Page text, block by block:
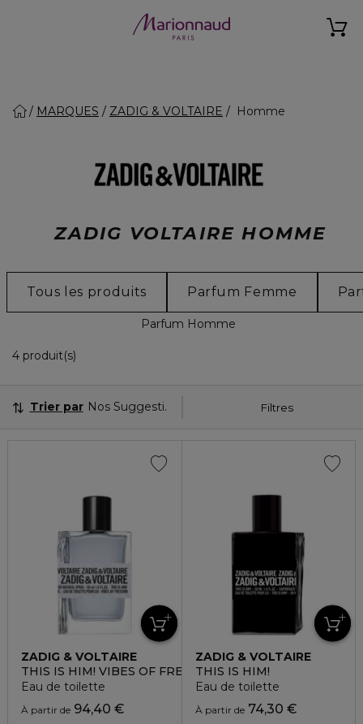
MARQUES ZADIG & VOLTAIRE Homme
ZADIG VOLTAIRE HOMME
Tous les produits Parfum Femme
Parfum Homme
4 produit(s)
Filtres
Trier par Nos Suggestions
ZADIG & VOLTAIRE
THIS IS HIM! VIBES OF FREEDOM
Eau de toilette
À partir de 94,40 €
ZADIG & VOLTAIRE
THIS IS HIM!
Eau de toilette
À partir de74,30 €